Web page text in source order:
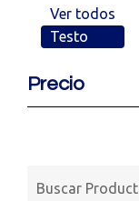
Ver todos
Testo
Precio